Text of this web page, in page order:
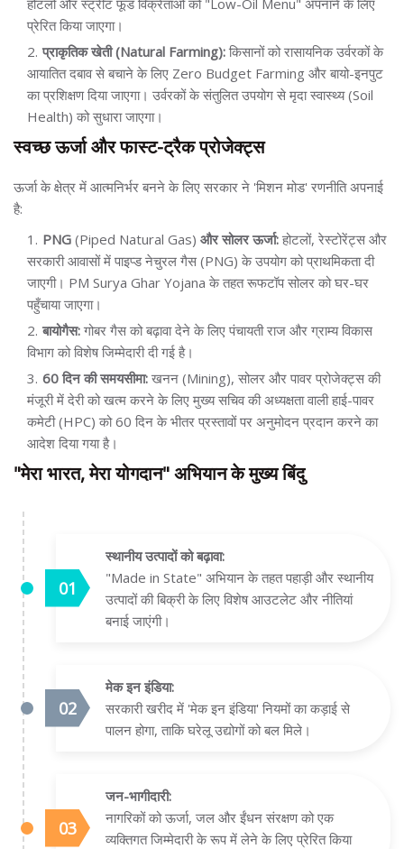
प्रेरित किया जाएगा।
प्राकृतिक खेती (Natural Farming): किसानों को रासायनिक उर्वरकों के
आयातित दबाव से बचाने के लिए Zero Budget Farming और बायो-इनपुट
का प्रशिक्षण दिया जाएगा। उर्वरकों के संतुलित उपयोग से मृदा स्वास्थ्य (Soil
Health) को सुधारा जाएगा।
स्वच्छ ऊर्जा और फास्ट-ट्रैक प्रोजेक्ट्स
ऊर्जा के क्षेत्र में आत्मनिर्भर बनने के लिए सरकार ने 'मिशन मोड' रणनीति अपनाई
है:
PNG (Piped Natural Gas) और सोलर ऊर्जा: होटलों, रेस्टोरेंट्स और
सरकारी आवासों में पाइप्ड नेचुरल गैस (PNG) के उपयोग को प्राथमिकता दी
जाएगी। PM Surya Ghar Yojana के तहत रूफटॉप सोलर को घर-घर
पहुँचाया जाएगा।
बायोगैस: गोबर गैस को बढ़ावा देने के लिए पंचायती राज और ग्राम्य विकास
विभाग को विशेष जिम्मेदारी दी गई है।
60 दिन की समयसीमा: खनन (Mining), सोलर और पावर प्रोजेक्ट्स की
मंजूरी में देरी को खत्म करने के लिए मुख्य सचिव की अध्यक्षता वाली हाई-पावर
कमेटी (HPC) को 60 दिन के भीतर प्रस्तावों पर अनुमोदन प्रदान करने का
आदेश दिया गया है।
"मेरा भारत, मेरा योगदान" अभियान के मुख्य बिंदु
स्थानीय उत्पादों को बढ़ावा:
"Made in State" अभियान के तहत पहाड़ी और स्थानीय
उत्पादों की बिक्री के लिए विशेष आउटलेट और नीतियां
बनाई जाएंगी।
मेक इन इंडिया:
सरकारी खरीद में 'मेक इन इंडिया' नियमों का कड़ाई से
पालन होगा, ताकि घरेलू उद्योगों को बल मिले।
जन-भागीदारी:
नागरिकों को ऊर्जा, जल और ईंधन संरक्षण को एक
व्यक्तिगत जिम्मेदारी के रूप में लेने के लिए प्रेरित किया